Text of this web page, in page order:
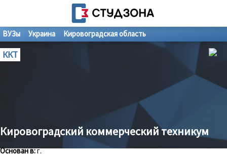
ВУЗы Украина Кировоградская область
ККТ
Кировоградский коммерческий техникум
Основан в:г.